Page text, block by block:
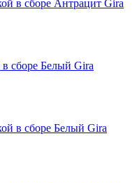
сборе Белый Gira